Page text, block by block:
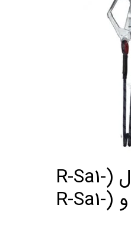
لنیارد HARU مدل (R-Sa1-
150B100-2k300) و (R-Sa1-